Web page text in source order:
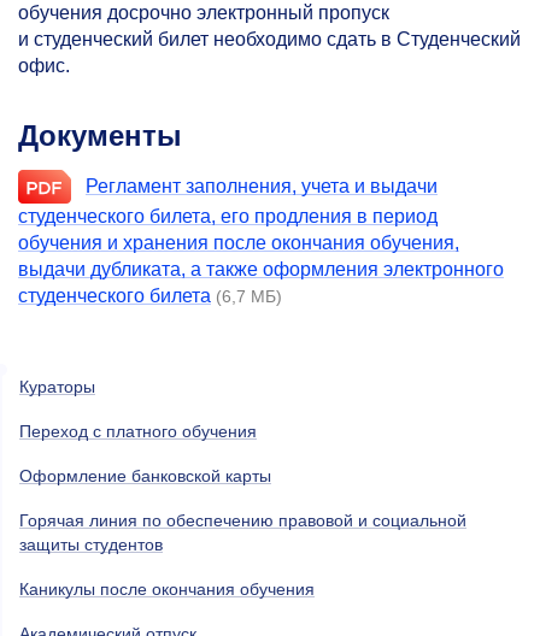
обучения досрочно электронный пропуск
и студенческий билет необходимо сдать в Студенческий
офис.
Документы
Регламент заполнения, учета и выдачи
студенческого билета, его продления в период
обучения и хранения после окончания обучения,
выдачи дубликата, а также оформления электронного
студенческого билета (6,7 МБ)
Кураторы
Переход с платного обучения
Оформление банковской карты
Горячая линия по обеспечению правовой и социальной
защиты студентов
Каникулы после окончания обучения